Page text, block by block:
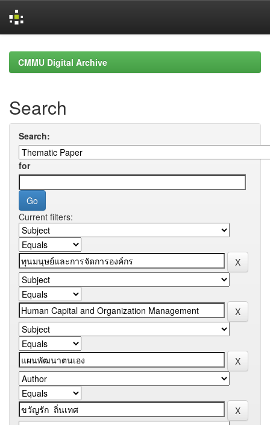
navigationCMMU Digital Archive
Search
Search:
for
Current filters: